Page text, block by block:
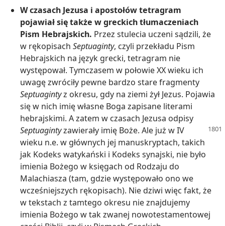
W czasach Jezusa i apostołów tetragram
pojawiał się także w greckich tłumaczeniach
Pism Hebrajskich. Przez stulecia uczeni sądzili, że
w rękopisach Septuaginty, czyli przekładu Pism
Hebrajskich na język grecki, tetragram nie
występował. Tymczasem w połowie XX wieku ich
uwagę zwróciły pewne bardzo stare fragmenty
Septuagintyz okresu, gdy na ziemi żył Jezus. Pojawia
się w nich imię własne Boga zapisane literami
hebrajskimi. A zatem w czasach Jezusa odpisy
Septuagintyzawierały imię Boże. Ale już w IV
wieku n.e. w głównych jej manuskryptach, takich
jak Kodeks watykański i Kodeks synajski, nie było
imienia Bożego w księgach od Rodzaju do
Malachiasza (tam, gdzie występowało ono we
wcześniejszych rękopisach). Nie dziwi więc fakt, że
w tekstach z tamtego okresu nie znajdujemy
imienia Bożego w tak zwanej nowotestamentowej